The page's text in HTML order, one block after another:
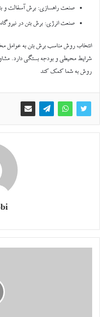
صنعت راهسازی: برش آسفالت و
صنعت انرژی: برش بتن در
انتخاب روش مناسب برش بتن به عوامل
شرایط محیطی و بودجه بستگی دارد.
روش به شما کمک کند